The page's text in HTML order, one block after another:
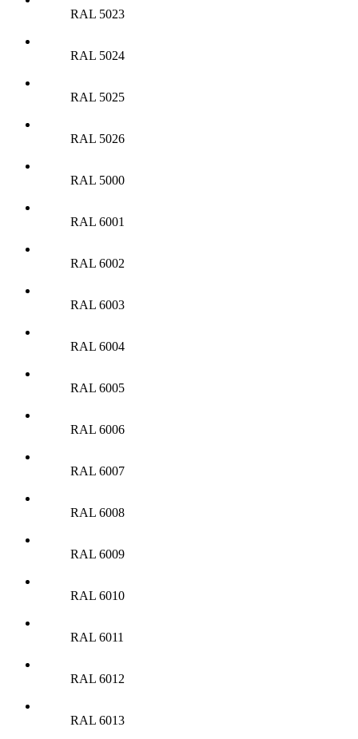
RAL 5023
RAL 5024
RAL 5025
RAL 5026
RAL 5000
RAL 6001
RAL 6002
RAL 6003
RAL 6004
RAL 6005
RAL 6006
RAL 6007
RAL 6008
RAL 6009
RAL 6010
RAL 6011
RAL 6012
RAL 6013